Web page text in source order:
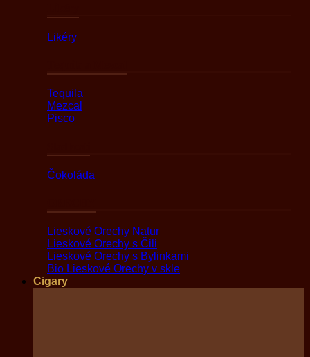
Likéry
Tequila
Mezcal
Pisco
Čokoláda
Lieskové Orechy Natur
Lieskové Orechy s Čili
Lieskové Orechy s Bylinkami
Bio Lieskové Orechy v skle
Cigary